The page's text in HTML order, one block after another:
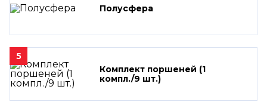
Полусфера
5
Комплект поршеней (1
компл./9 шт.)